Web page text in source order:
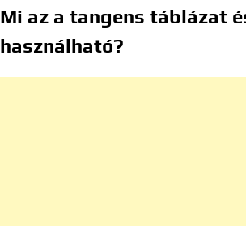
Mi az a tangens táblázat
használható?